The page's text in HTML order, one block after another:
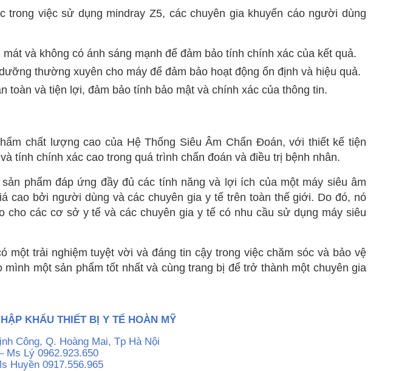
trong việc sử dụng mindray Z5, các chuyên gia khuyến cáo người dùng
và không có ánh sáng mạnh để đảm bảo tính chính xác của kết quả.
thường xuyên cho máy để đảm bảo hoạt động ổn định và hiệu quả.
toàn và tiện lợi, đảm bảo tính bảo mật và chính xác của thông tin.
chất lượng cao của Hệ Thống Siêu Âm Chẩn Đoán, với thiết kế tiện
tính chính xác cao trong quá trình chẩn đoán và điều trị bệnh nhân.
phẩm đáp ứng đầy đủ các tính năng và lợi ích của một máy siêu âm
cao bởi người dùng và các chuyên gia y tế trên toàn thế giới. Do đó, nó
các cơ sở y tế và các chuyên gia y tế có nhu cầu sử dụng máy siêu
một trải nghiệm tuyệt vời và đáng tin cậy trong việc chăm sóc và bảo vệ
một sản phẩm tốt nhất và cùng trang bị để trở thành một chuyên gia
KHẨU THIẾT BỊ Y TẾ HOÀN MỸ
Công, Q. Hoàng Mai, Tp Hà Nội
Ms Lý 0962.923.650
0917.556.965